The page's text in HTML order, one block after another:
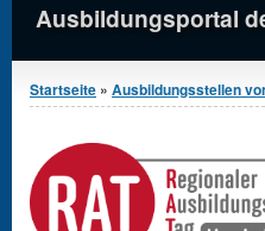
Ausbildungsportal
Sie sind hier
Startseite » Ausbildungsstellen